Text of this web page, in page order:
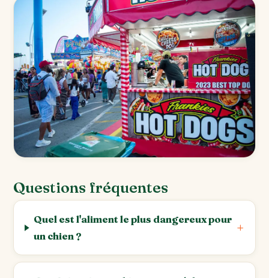
Questions fréquentes
Quel est l'aliment le plus dangereux pour
un chien ?